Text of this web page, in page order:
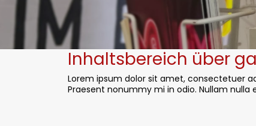
Inhaltsbereich über
Lorem ipsum dolor sit amet, consectetuer
Praesent nonummy mi in odio. Nullam